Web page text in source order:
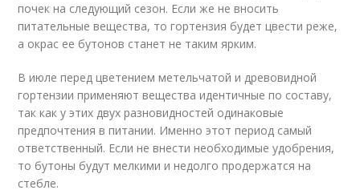
почек на следующий сезон. Если же не вносить
питательные вещества, то гортензия будет цвести реже,
а окрас ее бутонов станет не таким ярким.
В июле перед цветением метельчатой и древовидной
гортензии применяют вещества идентичные по составу,
так как у этих двух разновидностей одинаковые
предпочтения в питании. Именно этот период самый
ответственный. Если не внести необходимые удобрения,
то бутоны будут мелкими и недолго продержатся на
стебле.